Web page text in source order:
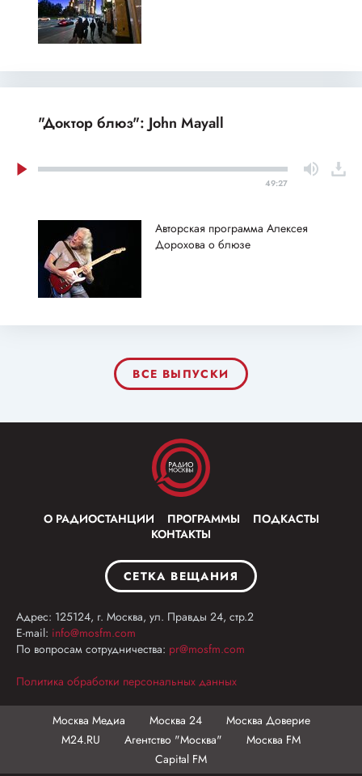
"Доктор блюз": John Mayall
49:27
Авторская программа Алексея
Дорохова о блюзе
ВСЕ ВЫПУСКИ
О РАДИОСТАНЦИИ ПРОГРАММЫ
ПОДКАСТЫ
КОНТАКТЫ
СЕТКА ВЕЩАНИЯ
Адрес: 125124, г. Москва, ул. Правды 24, стр.2
E-mail: info@mosfm.com
По вопросам сотрудничества: pr@mosfm.com
Политика обработки персональных данных
Москва Медиа Москва 24
Москва Доверие
М24.RU
Агентство "Москва"
Москва FM
Capital FM